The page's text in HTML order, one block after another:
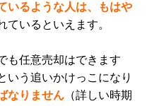
いるような人は、もはや
ているといえます。
も任意売却はできます
いう追いかけっこになり
なりません （詳しい時期